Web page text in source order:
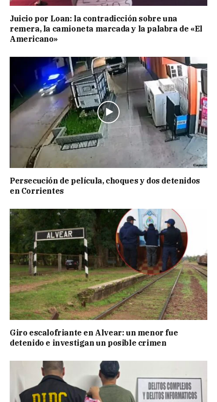
Juicio por Loan: la contradicción sobre una
remera, la camioneta marcada y la palabra de «El
Americano»
Persecución de película, choques y dos detenidos
en Corrientes
Giro escalofriante en Alvear: un menor fue
detenido e investigan un posible crimen